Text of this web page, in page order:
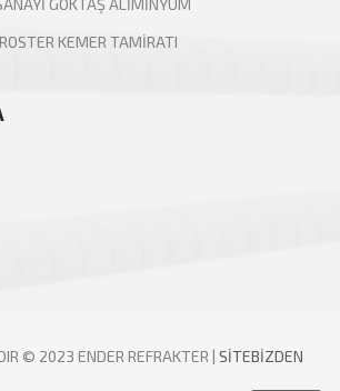
GÖKTAŞ ALİMİNYUM
KEMER TAMİRATI
© 2023 ENDER REFRAKTER | SITEBIZDEN